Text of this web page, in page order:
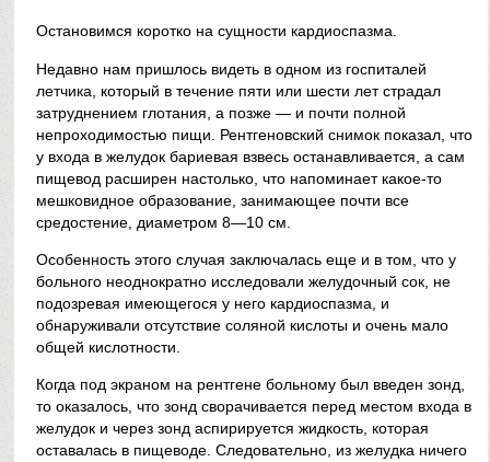
Остановимся коротко на сущности кардиоспазма.
Недавно нам пришлось видеть в одном из госпиталей
летчика, который в течение пяти или шести лет страдал
затруднением глотания, а позже — и почти полной
непроходимостью пищи. Рентгеновский снимок показал, что
у входа в желудок бариевая взвесь останавливается, а сам
пищевод расширен настолько, что напоминает какое-то
мешковидное образование, занимающее почти все
средостение, диаметром 8—10 см.
Особенность этого случая заключалась еще и в том, что у
больного неоднократно исследовали желудочный сок, не
подозревая имеющегося у него кардиоспазма, и
обнаруживали отсутствие соляной кислоты и очень мало
общей кислотности.
Когда под экраном на рентгене больному был введен зонд,
то оказалось, что зонд сворачивается перед местом входа в
желудок и через зонд аспирируется жидкость, которая
оставалась в пищеводе. Следовательно, из желудка ничего